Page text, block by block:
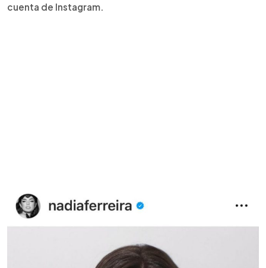
cuenta de Instagram.